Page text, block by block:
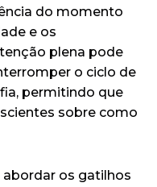
do momento
e os
plena pode
o ciclo de
permitindo que
sobre como
os gatilhos